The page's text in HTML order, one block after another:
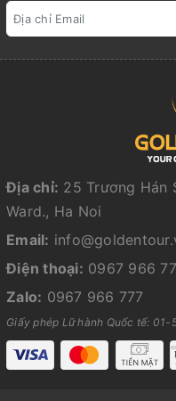
Địa chỉ: 25 Trương Hán
Ward., Ha Noi
Email:
Điện thoại: 0967 966
Zalo: 0967 966 777
Giấy phép Lữ hành Quốc tế: